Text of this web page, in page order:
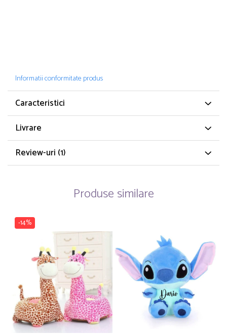
Informatii conformitate produs
Caracteristici
Livrare
Review-uri (1)
Produse similare
-14%